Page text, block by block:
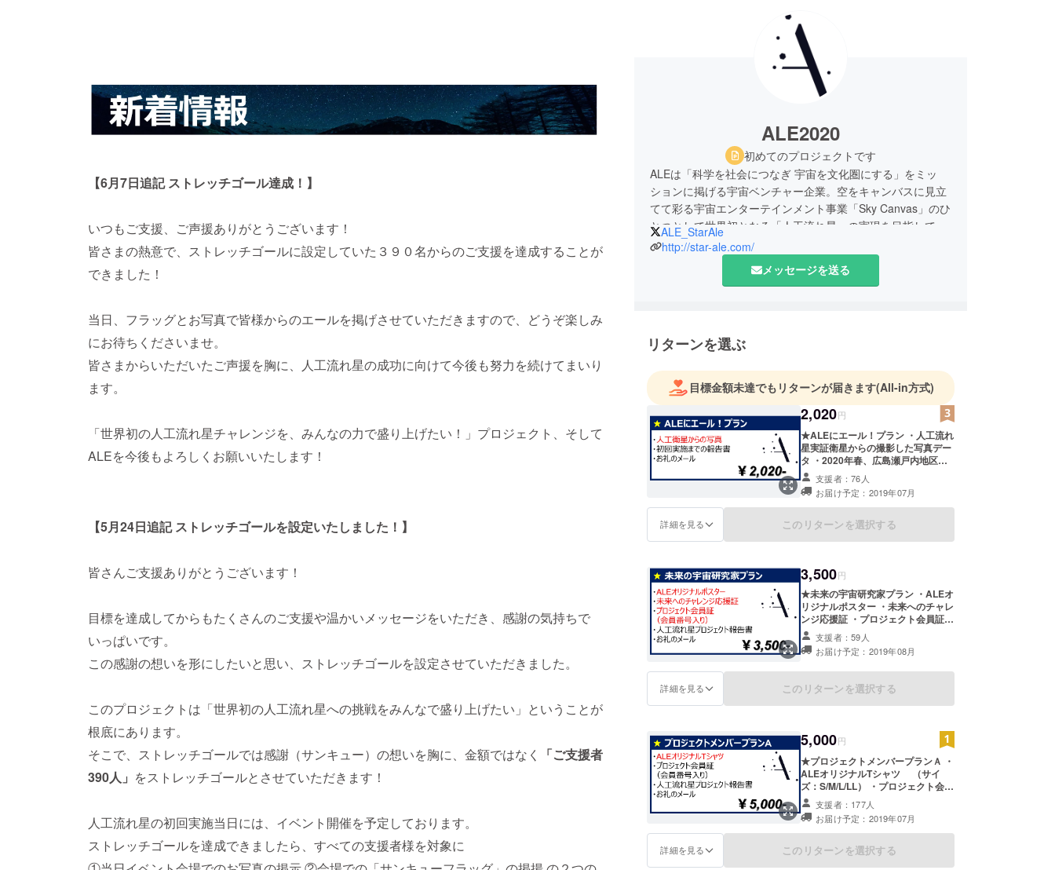
【6月7日追記 ストレッチゴール達成！】
いつもご支援、ご声援ありがとうございます！
皆さまの熱意で、ストレッチゴールに設定していた３９０名からのご支援を達成することが
できました！
当日、フラッグとお写真で皆様からのエールを掲げさせていただきますので、どうぞ楽しみ
にお待ちくださいませ。
皆さまからいただいたご声援を胸に、人工流れ星の成功に向けて今後も努力を続けてまいり
ます。
「世界初の人工流れ星チャレンジを、みんなの力で盛り上げたい！」プロジェクト、そして
ALEを今後もよろしくお願いいたします！
【5月24日追記 ストレッチゴールを設定いたしました！】
皆さんご支援ありがとうございます！
目標を達成してからもたくさんのご支援や温かいメッセージをいただき、感謝の気持ちで
いっぱいです。
この感謝の想いを形にしたいと思い、ストレッチゴールを設定させていただきました。
このプロジェクトは「世界初の人工流れ星への挑戦をみんなで盛り上げたい」ということが
根底にあります。
そこで、ストレッチゴールでは感謝（サンキュー）の想いを胸に、金額ではなく
「ご支援者
390人」 をストレッチゴールとさせていただきます！
人工流れ星の初回実施当日には、イベント開催を予定しております。
ストレッチゴールを達成できましたら、すべての支援者様を対象に
ALE2020
初めてのプロジェクトです
ALEは「科学を社会につなぎ 宇宙を文化圏にする」をミッ
ションに掲げる宇宙ベンチャー企業。空をキャンバスに見立
てて彩る宇宙エンターテインメント事業「Sky Canvas」のひ
とつとして世界初となる「人工流れ星」の実現を目指してい
ます。私たち人類の持つ無限の好奇心を、技術によって実現
していくことを通じて基礎科学を発展させ、人類の生活をよ
り豊かにすることをビジョンとしています。
ALE_StarAle
http://star-ale.com/
メッセージを送る
リターンを選ぶ
目標金額未達でもリターンが届きます(All-in方式)
2,020円
★ALEにエール！プラン ・人工流れ
星実証衛星からの撮影した写真デー
タ ・2020年春、広島瀬戸内地区で
の人工流れ星プロジェクト報告書 ・
お礼メール
支援者：76人
お届け予定：2019年07月
詳細を見る このリターンを選択する
3,500円
★未来の宇宙研究家プラン ・ALEオ
リジナルポスター ・未来へのチャレ
ンジ応援証 ・プロジェクト会員証
（会員番号入り） ・2020年春、広
島瀬戸内地区での人工流れ星プロ
ジェクト報告書 ・お礼メール
支援者：59人
お届け予定：2019年08月
詳細を見る このリターンを選択する
5,000円
★プロジェクトメンバープランＡ ・
ALEオリジナルTシャツ （サイ
ズ：S/M/L/LL） ・プロジェクト会員
証（会員番号入り） ・2020年春、
広島瀬戸内地区での人工流れ星プロ
ジェクト報告書 ・お礼メール ※T
シャツはプルダウンにて、サイズを
お選びください。
支援者：177人
お届け予定：2019年07月
詳細を見る このリターンを選択する